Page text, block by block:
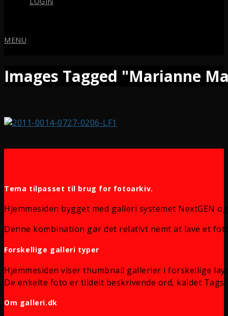
MENU
Images Tagged "Marianne
Tema tilpasset til brug for fotoarkiv.
Hjemmesiden bygget med galleri systemet NextGEN
Denne kombination gør det relativt nemt at lave et
Forskellige galleri typer
Hjemmesiden viser thumbnail gallerier i forskellige
De enkelte foto er tildelt beskrivende ord, kaldet
Om galleri.dk